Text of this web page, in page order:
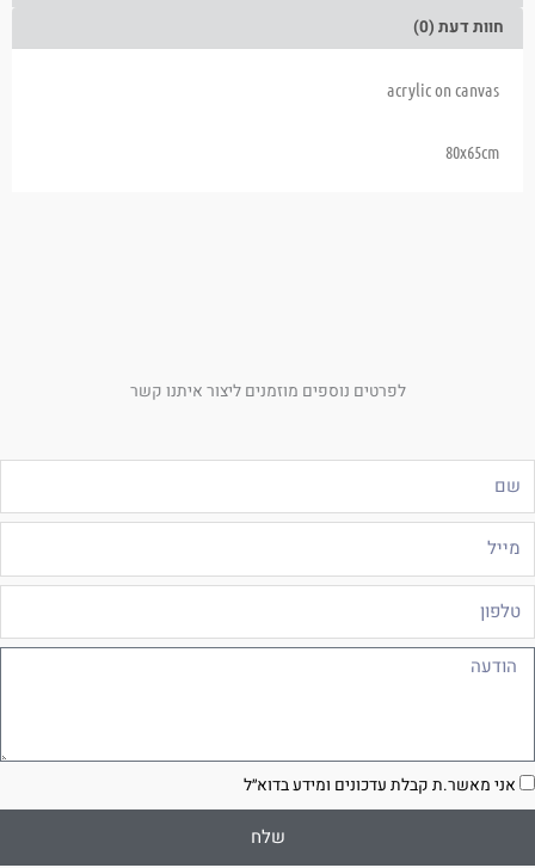
חוות דעת (0)
acrylic on canvas
80x65cm
לפרטים נוספים מוזמנים ליצור איתנו קשר
אני מאשר.ת קבלת עדכונים ומידע בדוא״ל
שלח